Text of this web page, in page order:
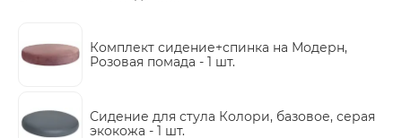
Комплект сидение+спинка на Модерн,
Розовая помада - 1 шт.
Сидение для стула Колори, базовое, серая
экокожа - 1 шт.